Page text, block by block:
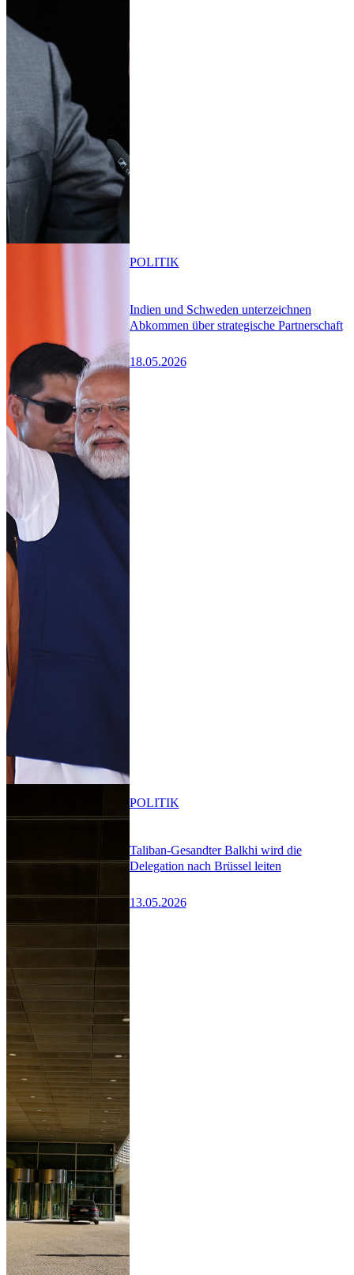
Indien und Schweden unterzeichnen
Abkommen über strategische Partnerschaft
18.05.2026
POLITIK
Taliban-Gesandter Balkhi wird die
Delegation nach Brüssel leiten
13.05.2026
POLITIK